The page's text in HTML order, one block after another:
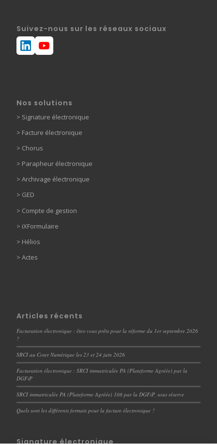
Suivez-nous sur les réseaux sociaux
Nos solutions
> Signature électronique
> Facture électronique
> Chorus
> Parapheur électronique
> Archivage électronique
> GED
> Compte de gestion
> iXFormulaire
> Hélios
> Actes
Articles récents
Facturation électronique : êtes-vous prêts pour la réforme du 1er septembre 2026
?
SRCI au Coter Numérique les 23 et 24 juin 2026
Facturation électronique : SRCI immatriculée PA (Plateforme Agréée) par la
DGFiP
SRCI immatriculée PA (Plateforme Agréée) 108 par la DGFiP, sous réserve
Quels sont les différents formats pour la facture électronique ?
Signature électronique